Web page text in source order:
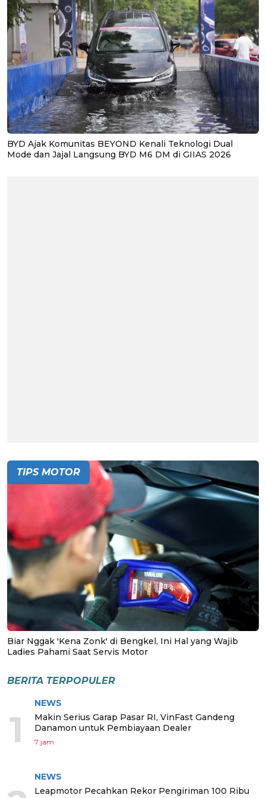
BYD Ajak Komunitas BEYOND Kenali Teknologi Dual
Mode dan Jajal Langsung BYD M6 DM di GIIAS 2026
TIPS MOTOR
Biar Nggak 'Kena Zonk' di Bengkel, Ini Hal yang Wajib
Ladies Pahami Saat Servis Motor
BERITA TERPOPULER
1
NEWS
Makin Serius Garap Pasar RI, VinFast Gandeng
Danamon untuk Pembiayaan Dealer
7 jam
NEWS
Leapmotor Pecahkan Rekor Pengiriman 100 Ribu